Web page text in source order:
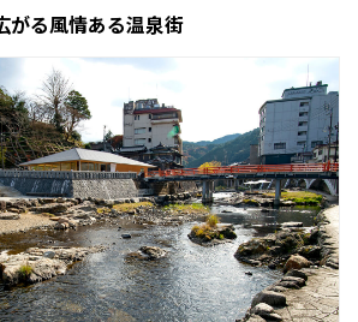
がる風情ある温泉街